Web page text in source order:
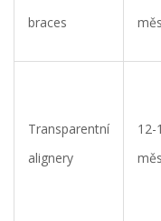
braces
Transparentní
alignery
12-